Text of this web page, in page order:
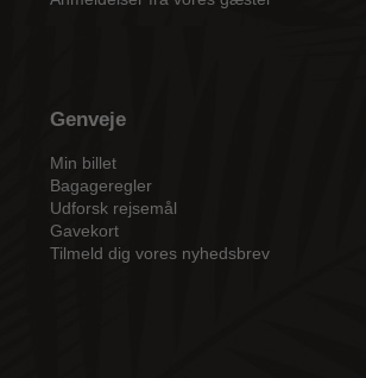
Genveje
Min billet
Bagageregler
Udforsk rejsemål
Gavekort
Tilmeld dig vores nyhedsbrev